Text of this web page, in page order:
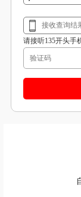
请接听135开头手